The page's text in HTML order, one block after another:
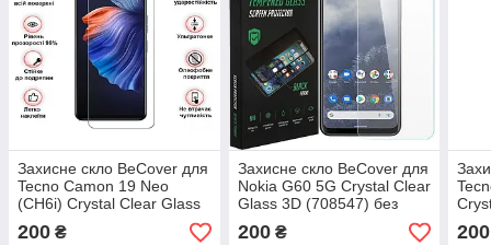
Захисне скло BeCover для
Tecno Camon 19 Neo
(CH6i) Crystal Clear Glass
3D (708134) без рамки
200 ₴
Захисне скло BeCover для
Nokia G60 5G Crystal Clear
Glass 3D (708547) без
рамки, ударостійке
200₴ 200